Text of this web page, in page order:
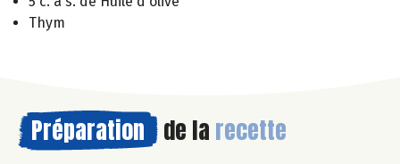
Thym
Préparation de la recette